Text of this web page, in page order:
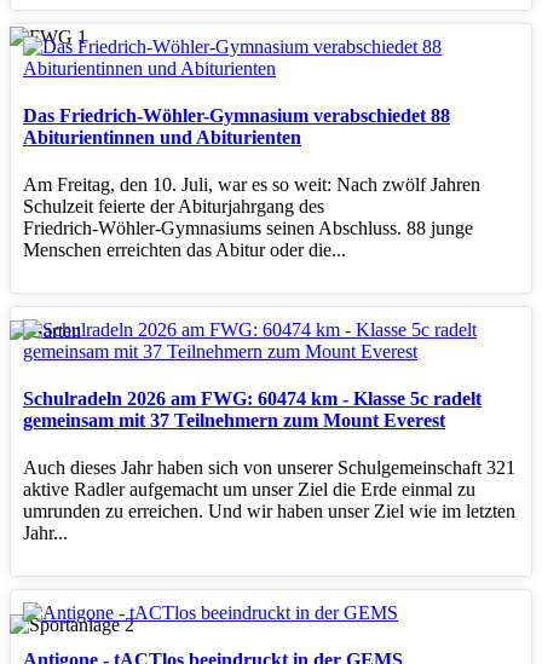
Das Friedrich-Wöhler-Gymnasium verabschiedet 88
Abiturientinnen und Abiturienten
Am Freitag, den 10. Juli, war es so weit: Nach zwölf Jahren
Schulzeit feierte der Abiturjahrgang des
Friedrich‑Wöhler‑Gymnasiums seinen Abschluss. 88 junge
Menschen erreichten das Abitur oder die...
Schulradeln 2026 am FWG: 60474 km - Klasse 5c radelt
gemeinsam mit 37 Teilnehmern zum Mount Everest
Auch dieses Jahr haben sich von unserer Schulgemeinschaft 321
aktive Radler aufgemacht um unser Ziel die Erde einmal zu
umrunden zu erreichen. Und wir haben unser Ziel wie im letzten
Jahr...